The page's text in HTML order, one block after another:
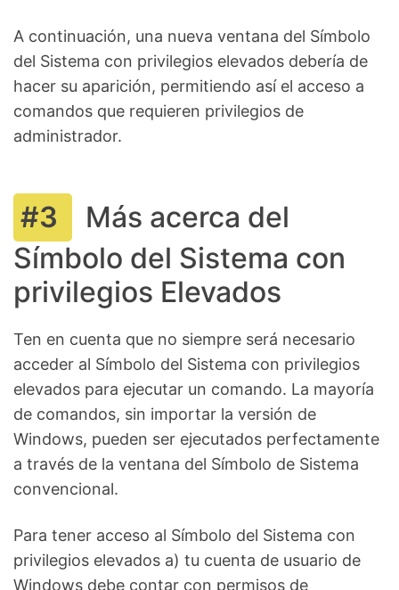
A continuación, una nueva ventana del Símbolo
del Sistema con privilegios elevados debería de
hacer su aparición, permitiendo así el acceso a
comandos que requieren privilegios de
administrador.
Más acerca del
Símbolo del Sistema con
privilegios Elevados
Ten en cuenta que no siempre será necesario
acceder al Símbolo del Sistema con privilegios
elevados para ejecutar un comando. La mayoría
de comandos, sin importar la versión de
Windows, pueden ser ejecutados perfectamente
a través de la ventana del Símbolo de Sistema
convencional.
Para tener acceso al Símbolo del Sistema con
privilegios elevados a) tu cuenta de usuario de
Windows debe contar con permisos de